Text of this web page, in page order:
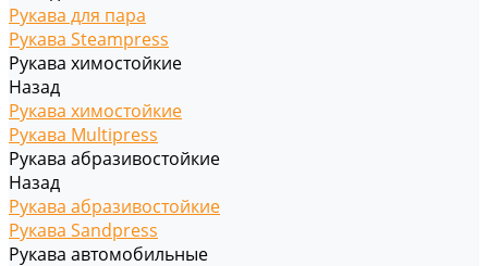
Рукава для пара
Рукава Steampress
Рукава химостойкие
Назад
Рукава химостойкие
Рукава Multipress
Рукава абразивостойкие
Назад
Рукава абразивостойкие
Рукава Sandpress
Рукава автомобильные